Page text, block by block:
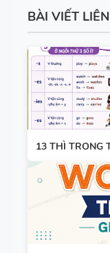
BÀI VIẾT
13 THÌ TRONG